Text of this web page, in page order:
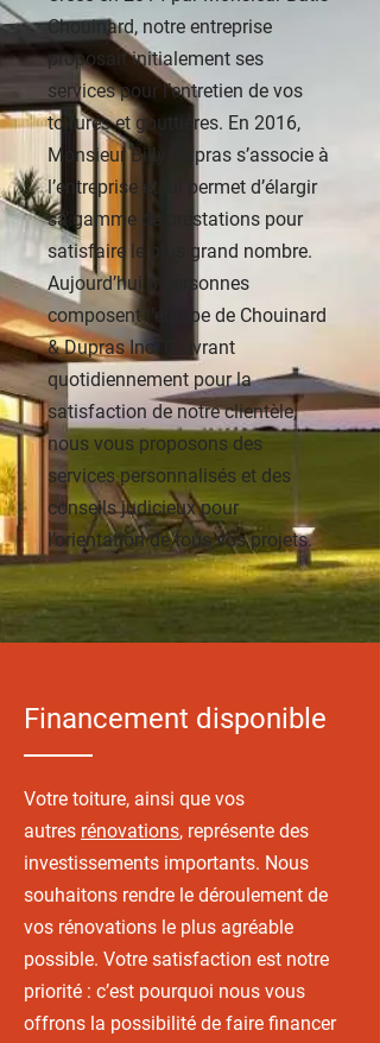
Chouinard, notre entreprise
proposait initialement ses
services pour l’entretien de vos
toitures et gouttières. En 2016,
Monsieur Billy Dupras s’associe à
l’entreprise et lui permet d’élargir
sa gamme de prestations pour
satisfaire le plus grand nombre.
Aujourd’hui 6 personnes
composent l’équipe de Chouinard
& Dupras Inc. Œuvrant
quotidiennement pour la
satisfaction de notre clientèle,
nous vous proposons des
services personnalisés et des
conseils judicieux pour
l’orientation de tous vos projets.
Financement disponible
Votre toiture, ainsi que vos
autres rénovations, représente des
investissements importants. Nous
souhaitons rendre le déroulement de
vos rénovations le plus agréable
possible. Votre satisfaction est notre
priorité : c’est pourquoi nous vous
offrons la possibilité de faire financer